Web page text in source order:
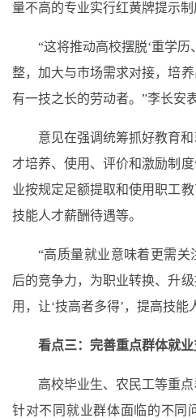
量不高的专业实行红黄牌提示制
“这将推动高校摆脱‘重学历
整，加大与市场需求对接，培
有一技之长的劳动者。”李长安
意见在强调统筹抓好教育
才培养、使用、评价和激励制
业按规定足额提取和使用职工
技能人才薪酬待遇等。
“高质量就业意味着更需
后的竞争力，为职业转换、升
用，让‘技高者多得’，提高技能
看点三：完善重点群体就
高校毕业生、农民工等重
针对不同就业群体面临的不同